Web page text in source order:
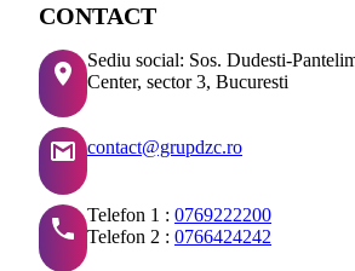
CONTACT
Sediu social: Sos. Dudesti-
Center, sector 3, Bucuresti
contact@grupdzc.ro
Telefon 1 : 0769222200
Telefon 2 : 0766424242